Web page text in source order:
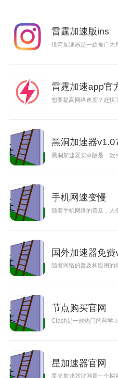
雷霆加速版ins
银河加速器是一款被广大
雷霆加速app官
想要提高网络速度？赶快
黑洞加速器
黑洞加速器安卓版是一款
手机网速变慢
随着手机网络的普及，人
国外加速器免费
随着网络的普及和应用
节点购买官网
Clash是一款热门的科学
星加速器官网
星光加速器官网是一个探